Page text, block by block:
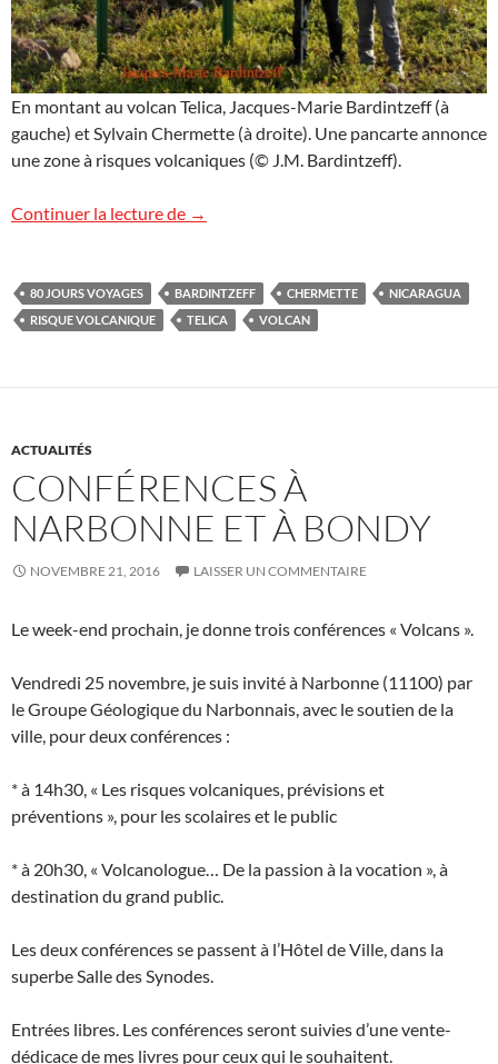
En montant au volcan Telica, Jacques-Marie Bardintzeff (à
gauche) et Sylvain Chermette (à droite). Une pancarte annonce
une zone à risques volcaniques (© J.M. Bardintzeff).
Continuer la lecture de Volcan Telica, Nicaragua
→
80 JOURS VOYAGES BARDINTZEFF CHERMETTE
NICARAGUA
RISQUE VOLCANIQUE
TELICA VOLCAN
ACTUALITÉS
CONFÉRENCES À
NARBONNE ET À BONDY
NOVEMBRE 21, 2016 LAISSER UN COMMENTAIRE
Le week-end prochain, je donne trois conférences « Volcans ».
Vendredi 25 novembre, je suis invité à Narbonne (11100) par
le Groupe Géologique du Narbonnais, avec le soutien de la
ville, pour deux conférences :
* à 14h30, « Les risques volcaniques, prévisions et
préventions », pour les scolaires et le public
* à 20h30, « Volcanologue… De la passion à la vocation », à
destination du grand public.
Les deux conférences se passent à l’Hôtel de Ville, dans la
superbe Salle des Synodes.
Entrées libres. Les conférences seront suivies d’une vente-
dédicace de mes livres pour ceux qui le souhaitent.